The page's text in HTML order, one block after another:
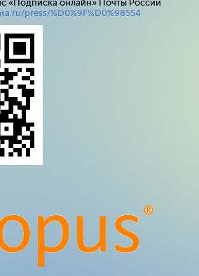
«Подписка онлайн» Почты России
press/%D0%9F%D0%98554